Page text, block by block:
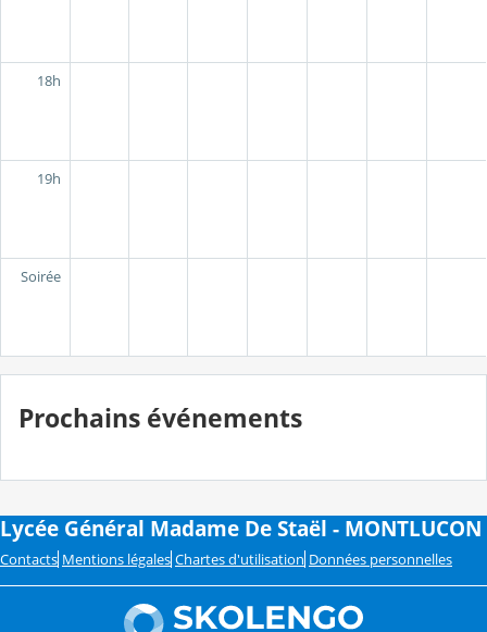
18h
19h
Soirée
Prochains événements
Lycée Général Madame De Staël - MONTLUCON
Contacts Mentions légales Chartes d'utilisation Données personnelles